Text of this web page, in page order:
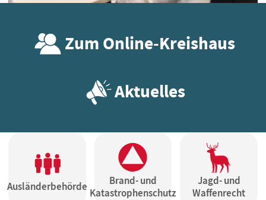
Zum Online-Kreishaus
Aktuelles
Ausländerbehörde
Brand- und
Katastrophenschutz
Jagd- und
Waffenrecht